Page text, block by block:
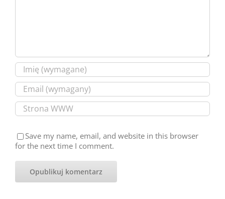
Save my name, email, and website in this browser
for the next time I comment.